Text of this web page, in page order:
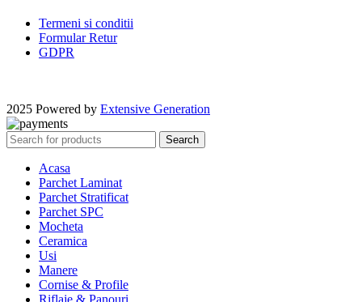
Termeni si conditii
Formular Retur
GDPR
2025 Powered by Extensive Generation
Search
Acasa
Parchet Laminat
Parchet Stratificat
Parchet SPC
Mocheta
Ceramica
Usi
Manere
Cornise & Profile
Riflaje & Panouri